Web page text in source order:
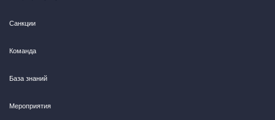
Санкции
Команда
База знаний
Мероприятия